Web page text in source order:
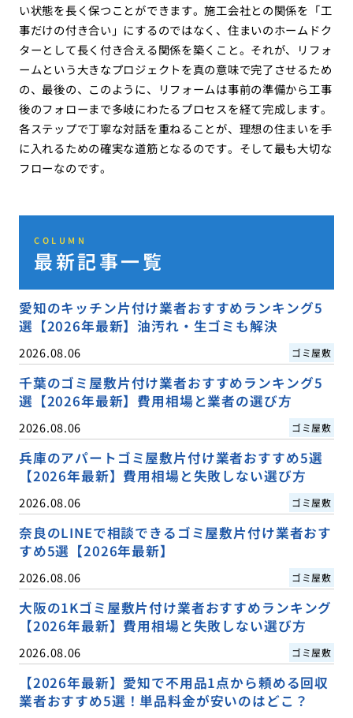
い状態を長く保つことができます。施工会社との関係を「工
事だけの付き合い」にするのではなく、住まいのホームドク
ターとして長く付き合える関係を築くこと。それが、リフォ
ームという大きなプロジェクトを真の意味で完了させるため
の、最後の、このように、リフォームは事前の準備から工事
後のフォローまで多岐にわたるプロセスを経て完成します。
各ステップで丁寧な対話を重ねることが、理想の住まいを手
に入れるための確実な道筋となるのです。そして最も大切な
フローなのです。
COLUMN
最新記事一覧
愛知のキッチン片付け業者おすすめランキング5
選【2026年最新】油汚れ・生ゴミも解決
2026.08.06 ゴミ屋敷
千葉のゴミ屋敷片付け業者おすすめランキング5
選【2026年最新】費用相場と業者の選び方
2026.08.06 ゴミ屋敷
兵庫のアパートゴミ屋敷片付け業者おすすめ5選
【2026年最新】費用相場と失敗しない選び方
2026.08.06 ゴミ屋敷
奈良のLINEで相談できるゴミ屋敷片付け業者おす
すめ5選【2026年最新】
2026.08.06 ゴミ屋敷
大阪の1Kゴミ屋敷片付け業者おすすめランキング
【2026年最新】費用相場と失敗しない選び方
2026.08.06 ゴミ屋敷
【2026年最新】愛知で不用品1点から頼める回収
業者おすすめ5選！単品料金が安いのはどこ？